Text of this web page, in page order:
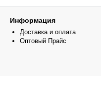
Информация
Доставка и оплата
Оптовый Прайс